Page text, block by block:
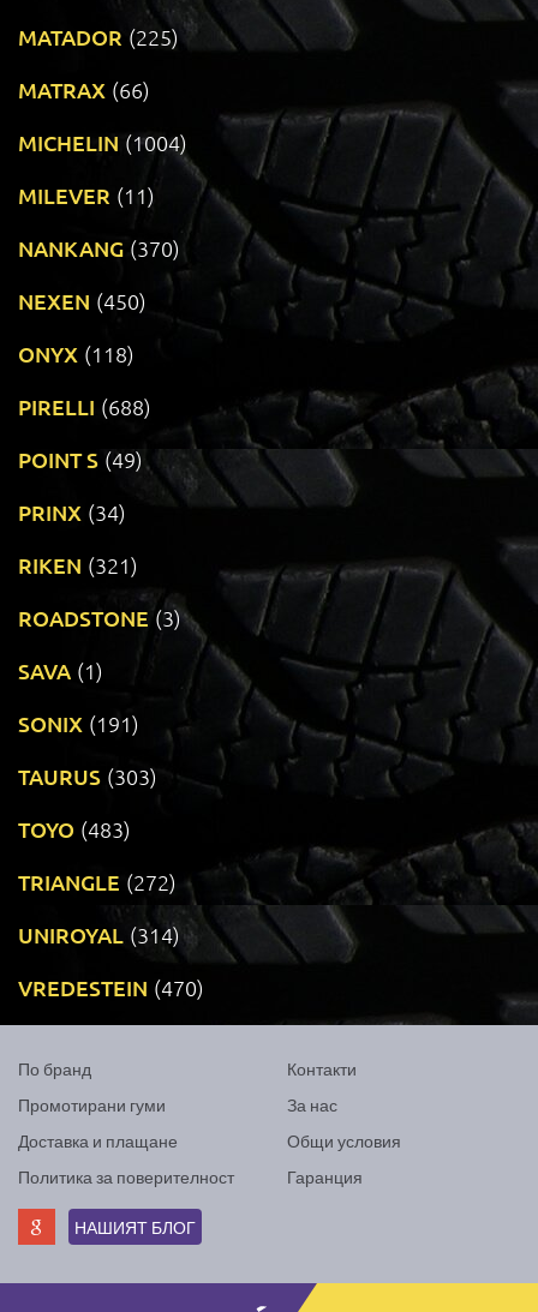
MATADOR (225)
MATRAX (66)
MICHELIN (1004)
MILEVER (11)
NANKANG (370)
NEXEN (450)
ONYX (118)
PIRELLI (688)
POINT S (49)
PRINX (34)
RIKEN (321)
ROADSTONE (3)
SAVA (1)
SONIX (191)
TAURUS (303)
TOYO (483)
TRIANGLE (272)
UNIROYAL (314)
VREDESTEIN (470)
По бранд
Промотирани гуми
Доставка и плащане
Политика за поверителност
Контакти
За нас
Общи условия
Гаранция
НАШИЯТ БЛОГ